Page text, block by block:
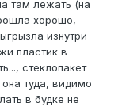
там лежать (на
хорошо,
изнутри
пластик в
стеклопакет
туда, видимо
в будке не